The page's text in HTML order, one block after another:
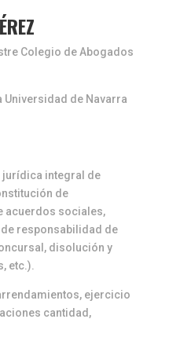
Colegio de Abogados
Universidad de Navarra
jurídica integral de
de
acuerdos sociales,
responsabilidad de
disolución y
etc.).
ejercicio
cantidad,